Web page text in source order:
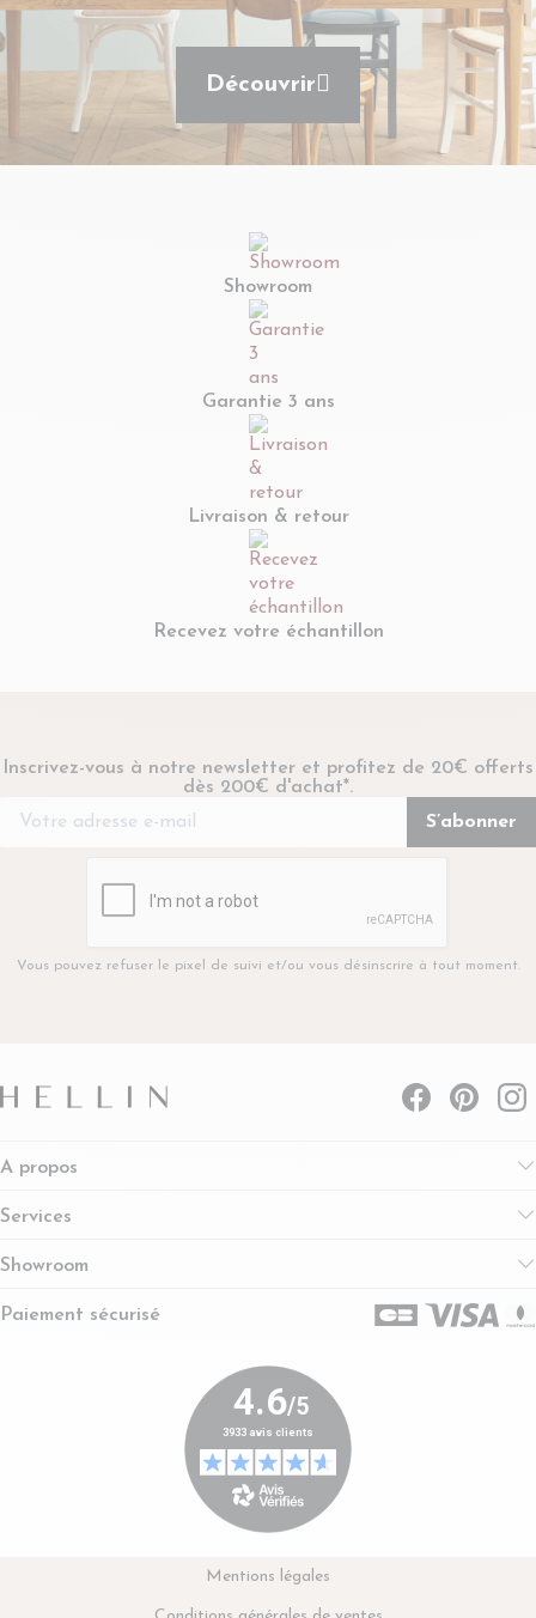
Découvrir
Showroom
Garantie 3 ans
Livraison & retour
Recevez votre échantillon
Inscrivez-vous à notre newsletter et profitez de 20€ offerts
dès 200€ d'achat*.
Vous pouvez refuser le pixel de suivi et/ou vous désinscrire à tout moment.
A propos
Services
Showroom
Paiement sécurisé
Mentions légales